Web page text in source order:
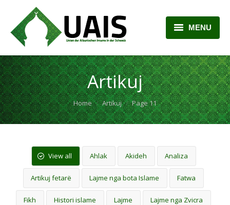
MENU
BALLINA
RRETH NESH
LAJME
PLANI MËSIMOR
KONTAKTI
Artikuj
You are here: Home Artikuj Page 11
View all Ahlak Akideh Analiza
Artikuj fetarë Lajme nga bota Islame Fatwa
Fikh Histori islame Lajme Lajme nga Zvicra